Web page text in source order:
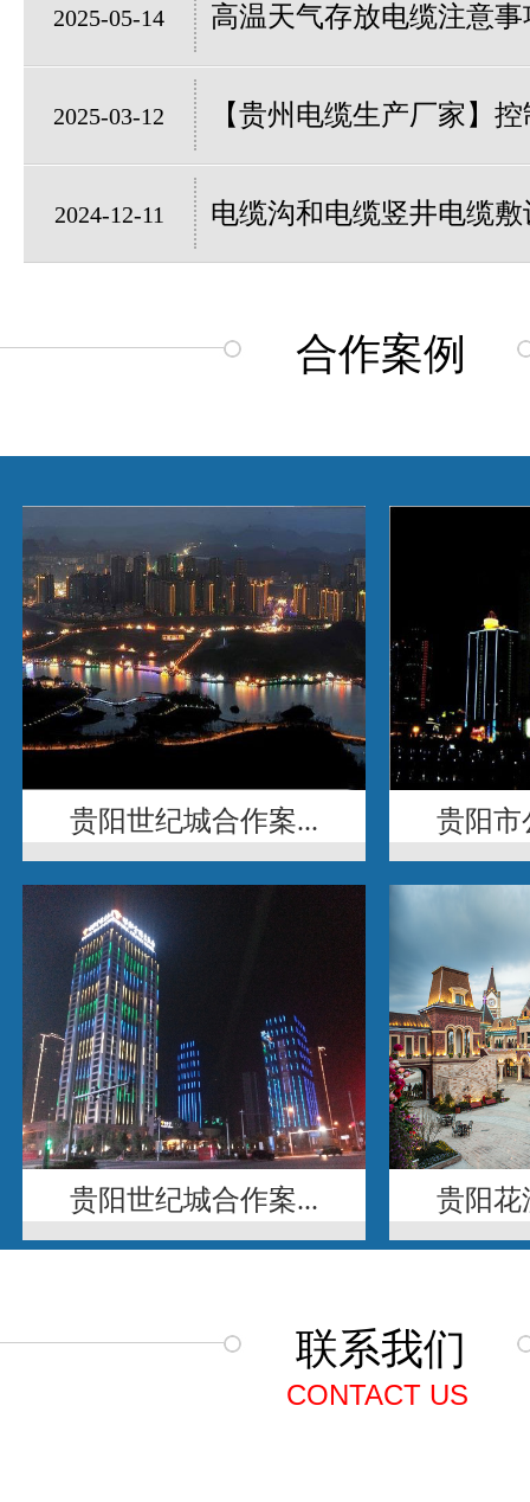
2025-05-14 高温天气存放电缆注意事
2025-03-12 【贵州电缆生产厂家】
2024-12-11 电缆沟和电缆竖井电缆
合作案例
贵阳世纪城合作案... 贵阳市
贵阳世纪城合作案... 贵阳花
联系我们
CONTACT US